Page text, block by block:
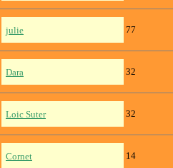
julie 77
Dara 32
Loic Suter 32
Cornet 14